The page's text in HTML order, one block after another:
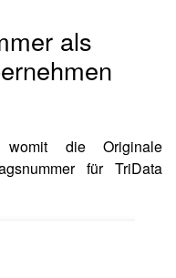
als
die Originale
für TriData